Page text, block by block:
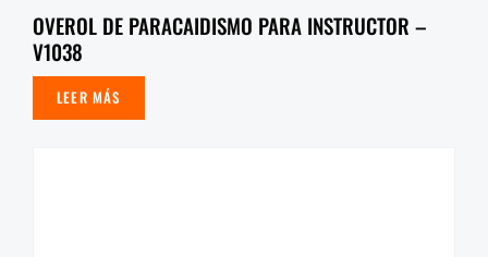
OVEROL DE PARACAIDISMO PARA INSTRUCTOR –
V1038
LEER MÁS